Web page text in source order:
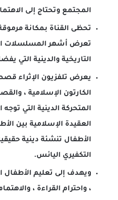
المجتمع وتحتاج إلى
تحظى القناة بمكانة
تعرض أشهر المسلسلات
التاريخية والدينية التي
يعرض تلفزيون الإثراء
الكارتون الإسلامية ،
المتحركة الدينية التي
العقيدة الإسلامية بين
الأطفال تنشئة دينية
التكفيري اليائس.
ويهدف إلى تعليم الأطفال
، واحترام القراءة ،